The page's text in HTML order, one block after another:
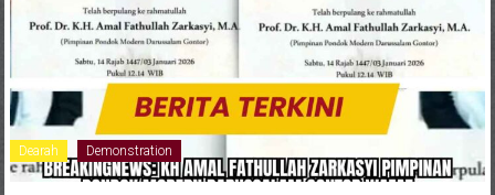
Dearah Demonstration